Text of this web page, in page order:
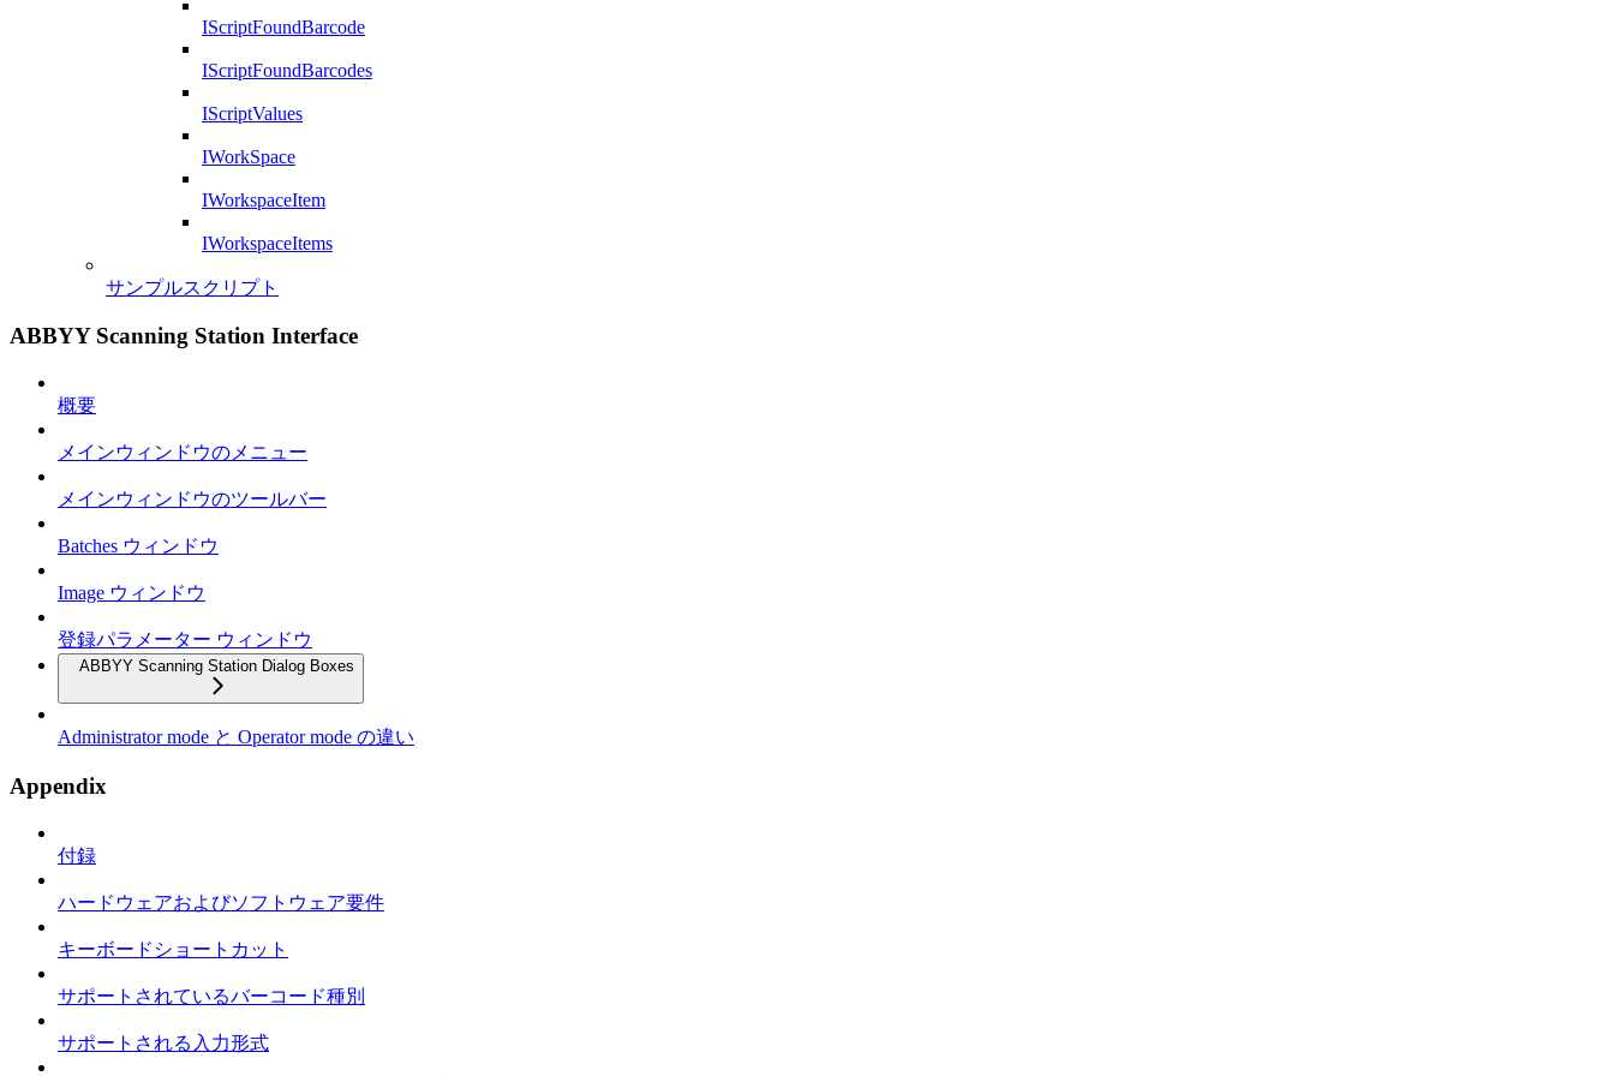
IScriptFoundBarcode
IScriptFoundBarcodes
IScriptValues
IWorkSpace
IWorkspaceItem
IWorkspaceItems
サンプルスクリプト
ABBYY Scanning Station Interface
概要
メインウィンドウのメニュー
メインウィンドウのツールバー
Batches ウィンドウ
Image ウィンドウ
登録パラメーター ウィンドウ
ABBYY Scanning Station Dialog Boxes
Administrator mode と Operator mode の違い
Appendix
付録
ハードウェアおよびソフトウェア要件
キーボードショートカット
サポートされているバーコード種別
サポートされる入力形式